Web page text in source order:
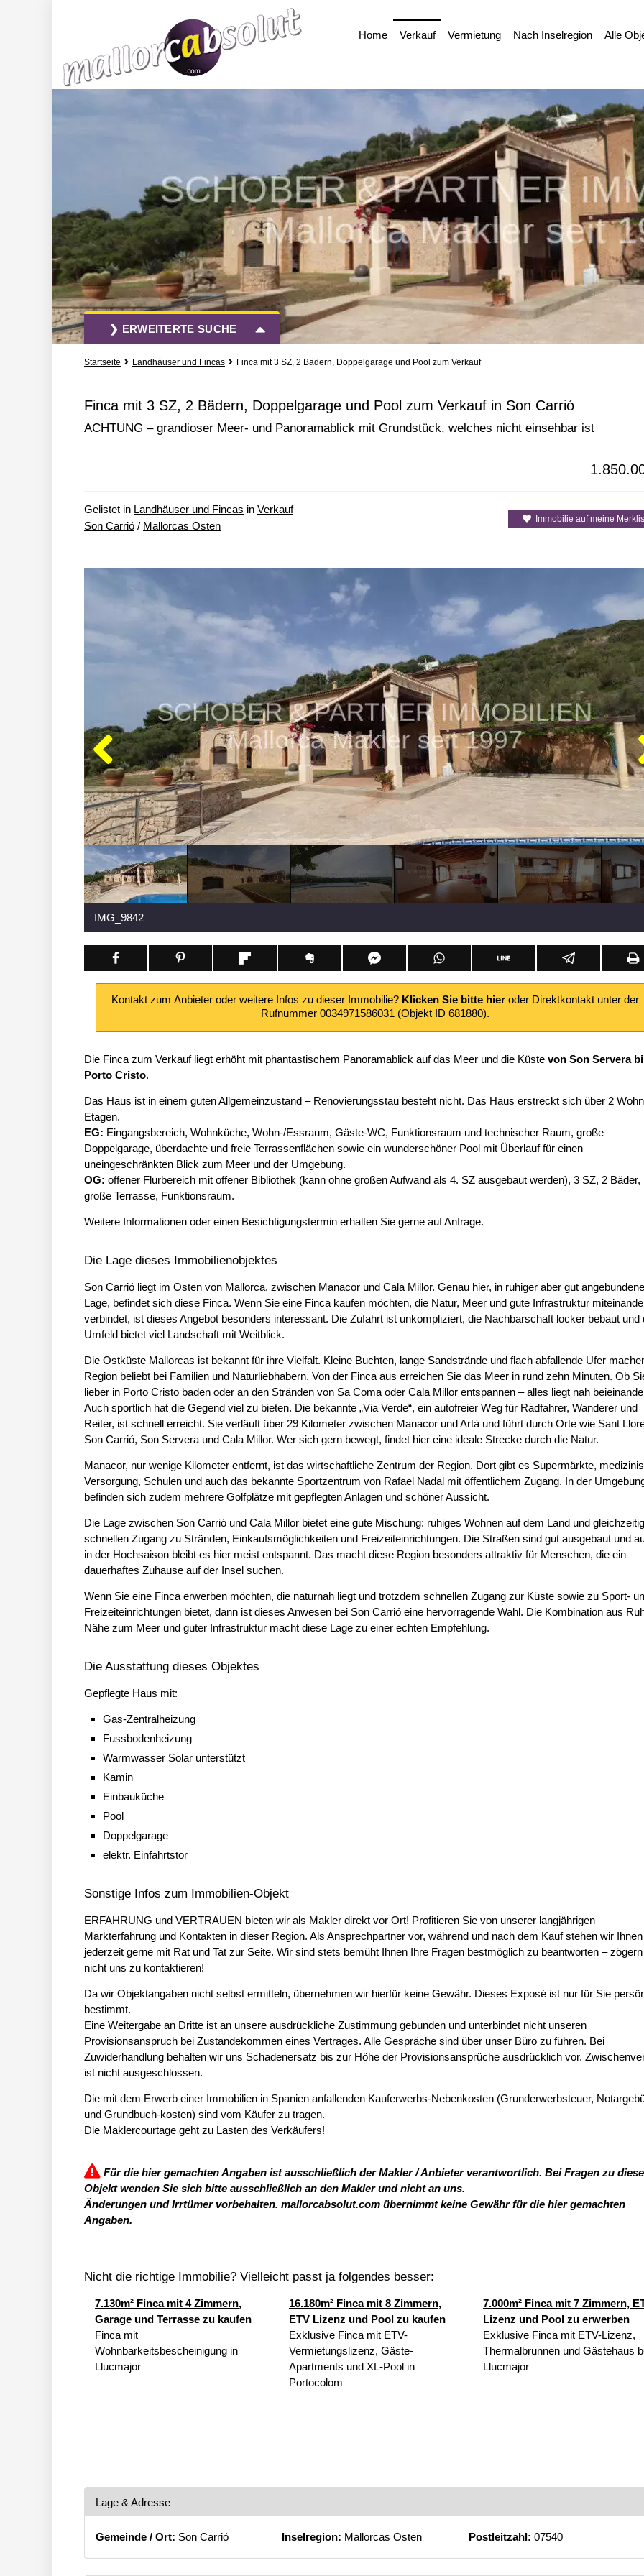
Home Verkauf Vermietung Nach Inselregion Alle
❯ ERWEITERTE SUCHE
Vermietung und Verkauf Alle Immobilienarten
» mehr Such-Optionen
Startseite Landhäuser und Fincas Finca mit 3 SZ, 2 Bädern, Doppelgarage und Pool zum Verkauf
Finca mit 3 SZ, 2 Bädern, Doppelgarage und Pool zum Verkauf in Son Carrió
ACHTUNG – grandioser Meer- und Panoramablick mit Grundstück, welches nicht einsehbar ist
Gelistet in Landhäuser und Fincas in Verkauf
Son Carrió / Mallorcas Osten
Immobilie auf meine
IMG_9842
Kontakt zum Anbieter oder weitere Infos zu dieser Immobilie? Klicken Sie bitte hier oder Direktkontakt unter der
Rufnummer 0034971586031 (Objekt ID 681880).
Die Finca zum Verkauf liegt erhöht mit phantastischem Panoramablick auf das Meer und die Küste von Son Servera
Porto Cristo.
Das Haus ist in einem guten Allgemeinzustand – Renovierungsstau besteht nicht. Das Haus erstreckt sich über 2
Etagen.
EG: Eingangsbereich, Wohnküche, Wohn-/Essraum, Gäste-WC, Funktionsraum und technischer Raum, große
Doppelgarage, überdachte und freie Terrassenflächen sowie ein wunderschöner Pool mit Überlauf für einen
uneingeschränkten Blick zum Meer und der Umgebung.
OG: offener Flurbereich mit offener Bibliothek (kann ohne großen Aufwand als 4. SZ ausgebaut werden), 3 SZ, 2 Bäder,
große Terrasse, Funktionsraum.
Weitere Informationen oder einen Besichtigungstermin erhalten Sie gerne auf Anfrage.
Die Lage dieses Immobilienobjektes
Son Carrió liegt im Osten von Mallorca, zwischen Manacor und Cala Millor. Genau hier, in ruhiger aber gut
Lage, befindet sich diese Finca. Wenn Sie eine Finca kaufen möchten, die Natur, Meer und gute Infrastruktur
verbindet, ist dieses Angebot besonders interessant. Die Zufahrt ist unkompliziert, die Nachbarschaft locker bebaut und
Umfeld bietet viel Landschaft mit Weitblick.
Die Ostküste Mallorcas ist bekannt für ihre Vielfalt. Kleine Buchten, lange Sandstrände und flach abfallende Ufer
Region beliebt bei Familien und Naturliebhabern. Von der Finca aus erreichen Sie das Meer in rund zehn Minuten. Ob
lieber in Porto Cristo baden oder an den Stränden von Sa Coma oder Cala Millor entspannen – alles liegt nah
Auch sportlich hat die Gegend viel zu bieten. Die bekannte „Via Verde“, ein autofreier Weg für Radfahrer, Wanderer und
Reiter, ist schnell erreicht. Sie verläuft über 29 Kilometer zwischen Manacor und Artà und führt durch Orte wie Sant
Son Carrió, Son Servera und Cala Millor. Wer sich gern bewegt, findet hier eine ideale Strecke durch die Natur.
Manacor, nur wenige Kilometer entfernt, ist das wirtschaftliche Zentrum der Region. Dort gibt es Supermärkte,
Versorgung, Schulen und auch das bekannte Sportzentrum von Rafael Nadal mit öffentlichem Zugang. In der
befinden sich zudem mehrere Golfplätze mit gepflegten Anlagen und schöner Aussicht.
Die Lage zwischen Son Carrió und Cala Millor bietet eine gute Mischung: ruhiges Wohnen auf dem Land und gleichzeitig
schnellen Zugang zu Stränden, Einkaufsmöglichkeiten und Freizeiteinrichtungen. Die Straßen sind gut ausgebaut und
in der Hochsaison bleibt es hier meist entspannt. Das macht diese Region besonders attraktiv für Menschen, die ein
dauerhaftes Zuhause auf der Insel suchen.
Wenn Sie eine Finca erwerben möchten, die naturnah liegt und trotzdem schnellen Zugang zur Küste sowie zu Sport-
Freizeiteinrichtungen bietet, dann ist dieses Anwesen bei Son Carrió eine hervorragende Wahl. Die Kombination aus
Nähe zum Meer und guter Infrastruktur macht diese Lage zu einer echten Empfehlung.
Die Ausstattung dieses Objektes
Gepflegte Haus mit:
Gas-Zentralheizung
Fussbodenheizung
Warmwasser Solar unterstützt
Kamin
Einbauküche
Pool
Doppelgarage
elektr. Einfahrtstor
Sonstige Infos zum Immobilien-Objekt
ERFAHRUNG und VERTRAUEN bieten wir als Makler direkt vor Ort! Profitieren Sie von unserer langjährigen
Markterfahrung und Kontakten in dieser Region. Als Ansprechpartner vor, während und nach dem Kauf stehen wir Ihnen
jederzeit gerne mit Rat und Tat zur Seite. Wir sind stets bemüht Ihnen Ihre Fragen bestmöglich zu beantworten –
nicht uns zu kontaktieren!
Da wir Objektangaben nicht selbst ermitteln, übernehmen wir hierfür keine Gewähr. Dieses Exposé ist nur für Sie
bestimmt.
Eine Weitergabe an Dritte ist an unsere ausdrückliche Zustimmung gebunden und unterbindet nicht unseren
Provisionsanspruch bei Zustandekommen eines Vertrages. Alle Gespräche sind über unser Büro zu führen. Bei
Zuwiderhandlung behalten wir uns Schadenersatz bis zur Höhe der Provisionsansprüche ausdrücklich vor.
ist nicht ausgeschlossen.
Die mit dem Erwerb einer Immobilien in Spanien anfallenden Kauferwerbs-Nebenkosten (Grunderwerbsteuer,
und Grundbuch-kosten) sind vom Käufer zu tragen.
Die Maklercourtage geht zu Lasten des Verkäufers!
Für die hier gemachten Angaben ist ausschließlich der Makler / Anbieter verantwortlich. Bei Fragen zu
Objekt wenden Sie sich bitte ausschließlich an den Makler und nicht an uns.
Änderungen und Irrtümer vorbehalten. mallorcabsolut.com übernimmt keine Gewähr für die hier gemachten
Angaben.
Nicht die richtige Immobilie? Vielleicht passt ja folgendes besser:
7.130m² Finca mit 4 Zimmern,
Garage und Terrasse zu kaufen
Finca mit
Wohnbarkeitsbescheinigung in
Llucmajor
16.180m² Finca mit 8 Zimmern,
ETV Lizenz und Pool zu kaufen
Exklusive Finca mit ETV-
Vermietungslizenz, Gäste-
Apartments und XL-Pool in
Portocolom
7.000m² Finca mit 7 Zimmern,
Lizenz und Pool zu erwerben
Exklusive Finca mit ETV-Lizenz,
Thermalbrunnen und Gästehaus
Llucmajor
Lage & Adresse
Gemeinde / Ort: Son Carrió Inselregion: Mallorcas Osten Postleitzahl: 07540